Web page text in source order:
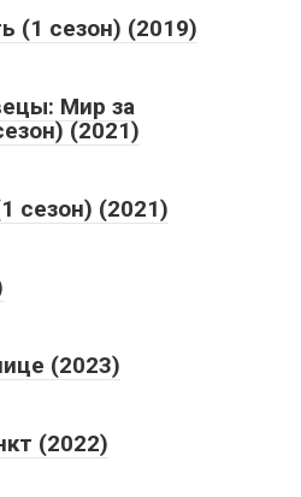
(1 сезон) (2019)
Мир за
(2021)
сезон) (2021)
(2023)
(2022)